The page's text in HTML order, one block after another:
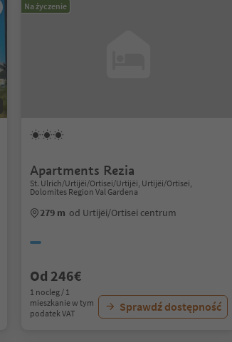
Na życzenie
Apartments Rezia
St. Ulrich/Urtijëi/Ortisei/Urtijëi, Urtijëi/Ortisei,
Dolomites Region Val Gardena
279 m od Urtijëi/Ortisei centrum
Od 246€
1 nocleg / 1
mieszkanie w tym
podatek VAT
Sprawdź dostępność